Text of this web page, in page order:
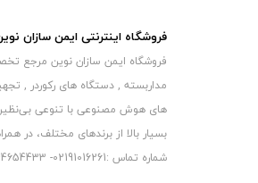
فروشگاه اینترنتی ایمن سازان
فروشگاه ایمن سازان نوین مرجع
مداربسته , دستگاه های رکوردر ,
های هوش مصنوعی با تنوعی بی‌نظیر
بسیار بالا از برندهای مختلف، در
شماره تماس :02191016261- 09044654433